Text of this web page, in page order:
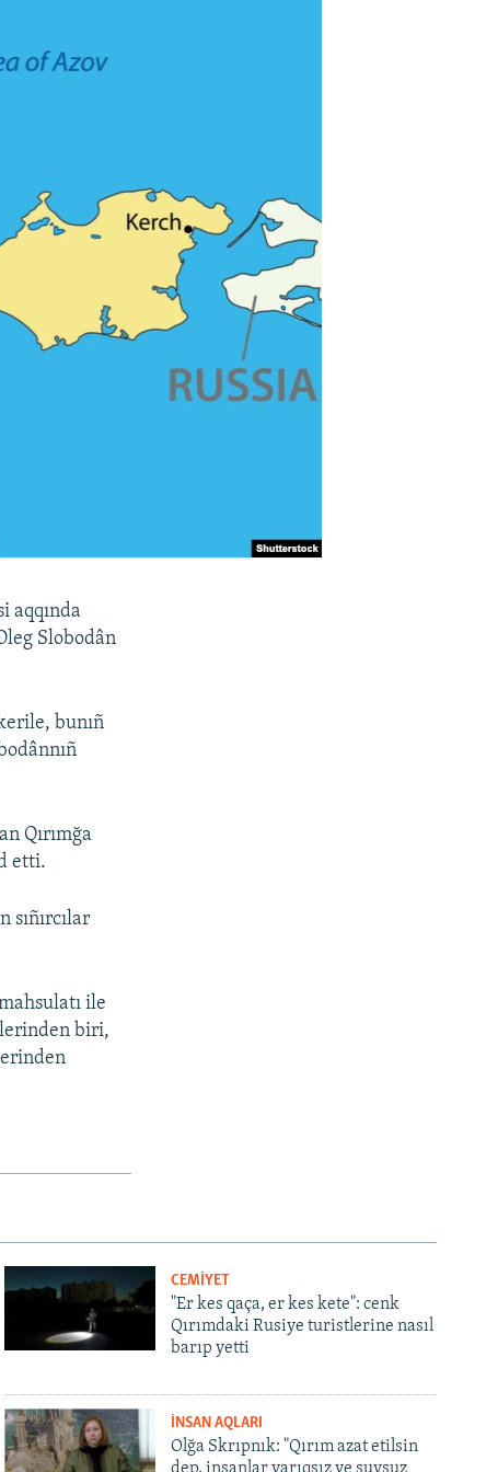
aqqında
Slobodân
bunıñ
Qırımğa
etti.
sıñırcılar
ile
biri,
CEMİYET
"Er kes qaça, er kes kete": cenk
Qırımdaki Rusiye turistlerine nasıl
barıp yetti
İNSAN AQLARI
Olğa Skrıpnık: "Qırım azat etilsin
dep, insanlar yarıqsız ve suvsuz